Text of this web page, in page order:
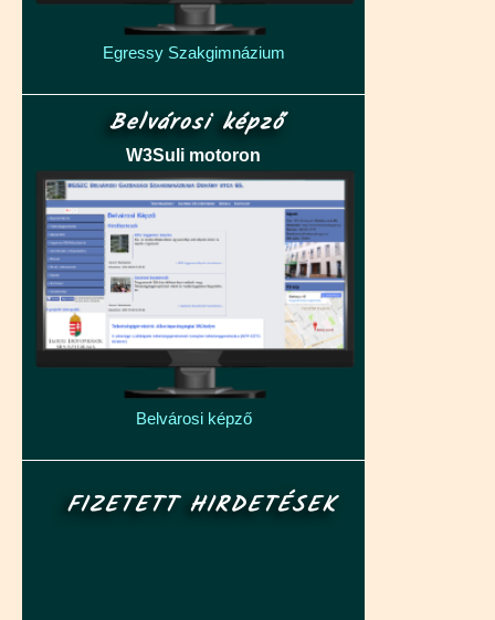
Egressy Szakgimnázium
Belvárosi képző
W3Suli motoron
Belvárosi képző
FIZETETT HIRDETÉSEK